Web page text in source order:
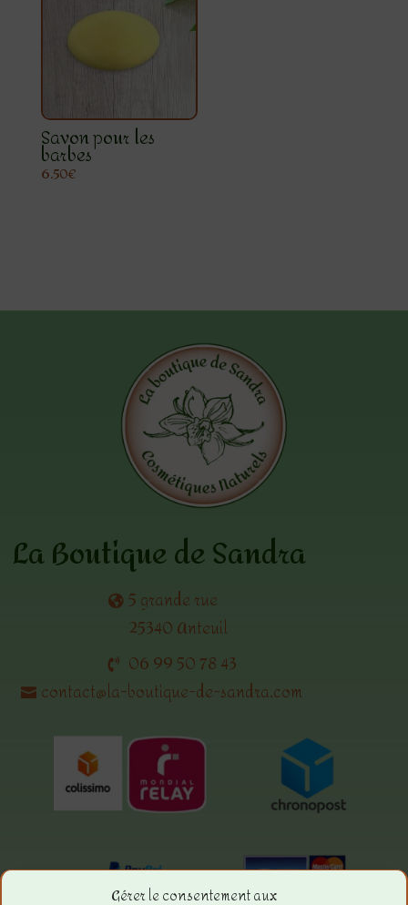
Gérer le consentement aux
Savon pour les
barbes
6.50€
La Boutique de Sandra
5 grande rue
25340 Anteuil
06 99 50 78 43
contact@la-boutique-de-sandra.com